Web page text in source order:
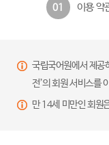
01 이용 약
국립국어원에서 제공
전’의 회원 서비스를
만 14세 미만인 회원